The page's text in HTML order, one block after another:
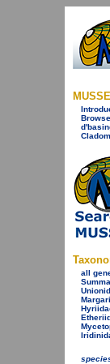
Browse
all